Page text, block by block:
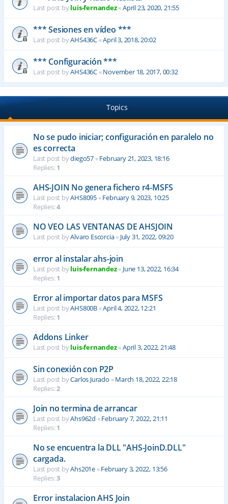
Last post byluis-fernandez«April 23, 2020, 21:55
*** Sesiones en vídeo ***
Last post byAHS436C«April 3, 2018, 20:02
*** Configuración ***
Last post byAHS436C«November 18, 2017, 00:32
Topics
No se pudo iniciar; configuración en paralelo no
es correcta
Last post bydiego57«February 21, 2023, 18:16
Replies:1
AHS-JOIN No genera fichero r4-MSFS
Last post byAHS8095«February 9, 2023, 10:25
Replies:4
NO VEO LAS VENTANAS DE AHSJOIN
Last post byAlvaro Escorcia« July 31, 2022, 09:20
error al instalar ahs-join
Last post byluis-fernandez« June 13, 2022, 16:34
Replies:1
Error al importar datos para MSFS
Last post byAHS800B«April 4, 2022, 12:21
Replies:1
Addons Linker
Last post byluis-fernandez«April 3, 2022, 21:48
Sin conexión con P2P
Last post byCarlos Jurado «March 18, 2022, 22:18
Replies:2
Join no termina de arrancar
Last post byAhs962d «February 7, 2022, 21:11
Replies:1
No se encuentra la DLL "AHS-JoinD.DLL"
cargada.
Last post byAhs201e«February 3, 2022, 13:56
Replies:3
Error instalacion AHS Join